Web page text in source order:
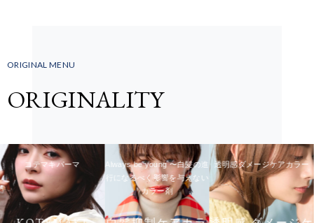
ORIGINAL MENU
ORIGINALITY
コテマキパーマ
Always be young 〜白髪の進
行になるべく影響を与えない
カラー剤
透明感ダメージケアカラー